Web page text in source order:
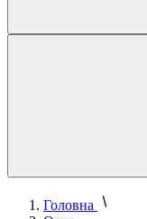
Головна